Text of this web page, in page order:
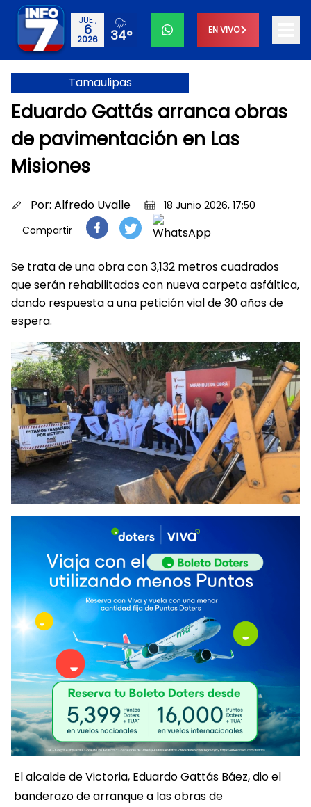
JUE.,
6
2026 34° EN VIVO
Tamaulipas
Eduardo Gattás arranca obras
de pavimentación en Las
Misiones
Por: Alfredo Uvalle
18 Junio 2026, 17:50
Compartir
Se trata de una obra con 3,132 metros cuadrados
que serán rehabilitados con nueva carpeta asfáltica,
dando respuesta a una petición vial de 30 años de
espera.
El alcalde de Victoria, Eduardo Gattás Báez, dio el
banderazo de arranque a las obras de